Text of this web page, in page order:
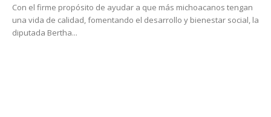
Con el firme propósito de ayudar a que más michoacanos tengan
una vida de calidad, fomentando el desarrollo y bienestar social, la
diputada Bertha...